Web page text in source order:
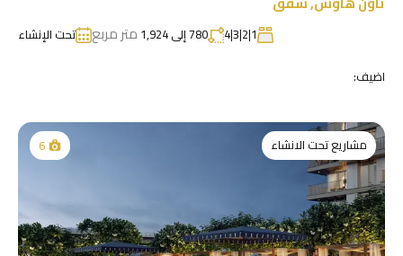
1|2|3|4 780 إلى 1,924 متر مربع
تحت الإنشاء
اضيف:
مشاريع تحت الانشاء 6